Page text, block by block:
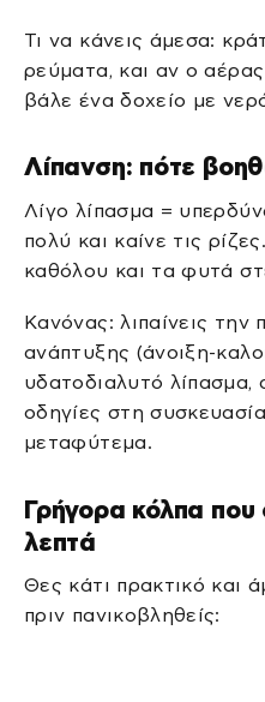
Τι να κάνεις άμεσα:
ρεύματα, και αν ο αέρας
βάλε ένα δοχείο με
Λίπανση: πότε
Λίγο λίπασμα =
πολύ και καίνε τις
καθόλου και τα φυτά
Κανόνας: λιπαίνεις την
ανάπτυξης (άνοιξη-
υδατοδιαλυτό λίπασμα,
οδηγίες στη
μεταφύτεμα.
Γρήγορα κόλπα
λεπτά
Θες κάτι πρακτικό και
πριν πανικοβληθείς: